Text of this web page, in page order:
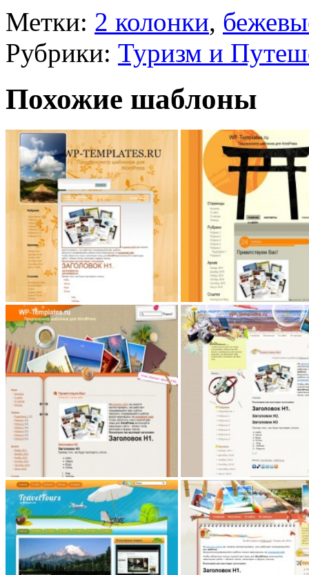
Метки: 2 колонки,
Рубрики: Туризм и
Похожие шаблоны